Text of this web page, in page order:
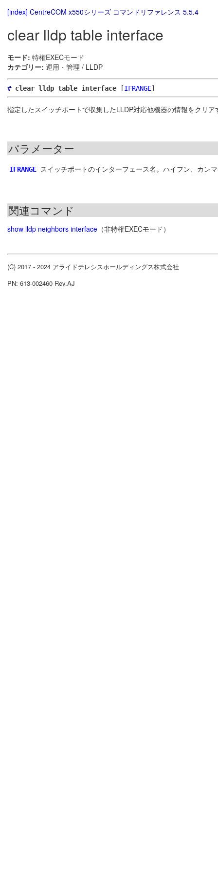
[index] CentreCOM x550シリーズ コマンドリファレンス 5.5.4
clear lldp table interface
モード: 特権EXECモード
カテゴリー: 運用・管理 / LLDP
# clear lldp table interface [IFRANGE]
指定したスイッチポートで収集したLLDP対応他機器の情報をクリア
パラメーター
IFRANGE スイッチポートのインターフェース名。ハイフン、カン
関連コマンド
show lldp neighbors interface （非特権EXECモード）
(C) 2017 - 2024 アライドテレシスホールディングス株式会社
PN: 613-002460 Rev.AJ